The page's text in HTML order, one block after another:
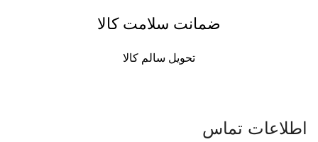
ضمانت سلامت کالا
تحویل سالم کالا
اطلاعات تماس